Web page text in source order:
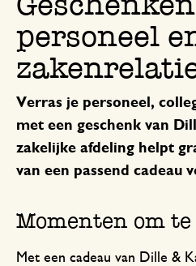
personeel
Verras je personeel,
met een geschenk van
zakelijke afdeling helpt
van een passend cadeau
Momenten om
Met een cadeau van Dille &